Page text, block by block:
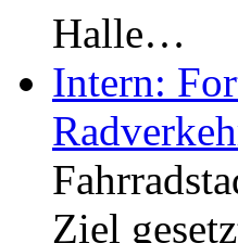
Halle…
Intern:
Ziel